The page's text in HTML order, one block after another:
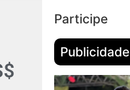
Participe
Publicidade